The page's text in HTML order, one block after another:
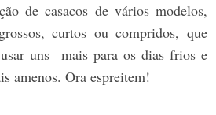
de casacos de vários modelos,
curtos ou compridos, que
uns mais para os dias frios e
amenos. Ora espreitem!